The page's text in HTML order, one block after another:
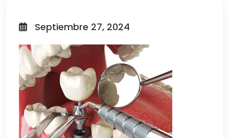
Septiembre 27, 2024